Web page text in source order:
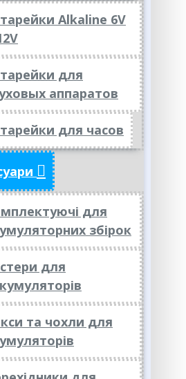
Alkaline 6V
для
аппаратов
для часов
для
збірок
для
та чохли для